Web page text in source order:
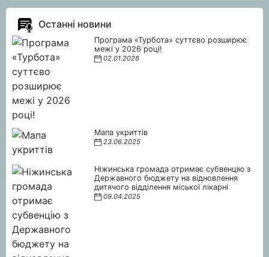
Останні новини
Програма «Турбота» суттєво розширює
межі у 2026 році!
02.01.2026
Мапа укриттів
23.06.2025
Ніжинська громада отримає субвенцію з
Державного бюджету на відновлення
дитячого відділення міської лікарні
09.04.2025